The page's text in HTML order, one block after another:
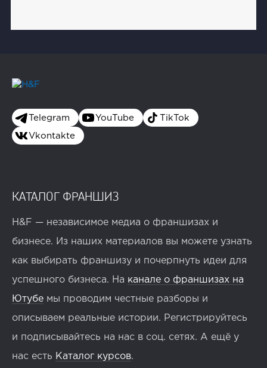
Telegram YouTube TikTok
Vkontakte
КАТАЛОГ ФРАНШИЗ
H&F — независимое медиа о франшизах и
бизнесе. Из наших материалов вы можете узнать
как выбирать франшизу и почерпнуть идеи для
успешного бизнеса. На канале о франшизах на
Ютубе мы проводим честные разборы и
описываем реальные истории. Регистрируйтесь
и подписывайтесь на нас в соц. сетях. А ещё у
нас есть Каталог курсов.